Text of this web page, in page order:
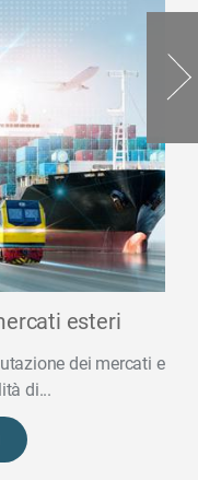
esteri
dei mercati e
di...